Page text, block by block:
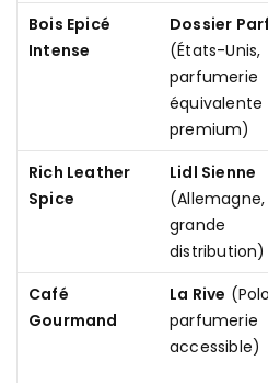
Bois Epicé
Intense
Dossier
(États-Unis,
parfumerie
équivalente
premium)
Rich Leather
Spice
Lidl Sienne
(Allemagne,
grande
distribution)
Café
Gourmand
La Rive
parfumerie
accessible)